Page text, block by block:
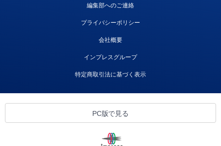
編集部へのご連絡
プライバシーポリシー
会社概要
インプレスグループ
特定商取引法に基づく表示
PC版で見る